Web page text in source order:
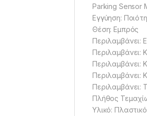
Parking Sensor
Εγγύηση:
Θέση: Εμπρός
Περιλαμβάνει:
Περιλαμβάνει:
Περιλαμβάνει:
Πλήθος
Υλικό: Πλαστικό